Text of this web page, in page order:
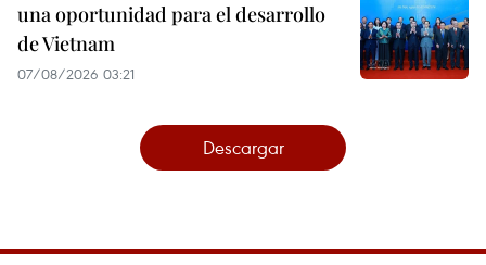
una oportunidad para el desarrollo
de Vietnam
07/08/2026 03:21
Descargar